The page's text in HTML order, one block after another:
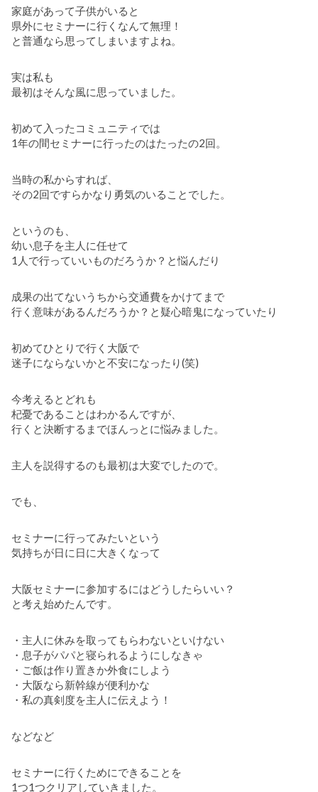
家庭があって子供がいると
県外にセミナーに行くなんて無理！
と普通なら思ってしまいますよね。
実は私も
最初はそんな風に思っていました。
初めて入ったコミュニティでは
1年の間セミナーに行ったのはたったの2回。
当時の私からすれば、
その2回ですらかなり勇気のいることでした。
というのも、
幼い息子を主人に任せて
1人で行っていいものだろうか？と悩んだり
成果の出てないうちから交通費をかけてまで
行く意味があるんだろうか？と疑心暗鬼になっていたり
初めてひとりで行く大阪で
迷子にならないかと不安になったり(笑)
今考えるとどれも
杞憂であることはわかるんですが、
行くと決断するまでほんっとに悩みました。
主人を説得するのも最初は大変でしたので。
でも、
セミナーに行ってみたいという
気持ちが日に日に大きくなって
大阪セミナーに参加するにはどうしたらいい？
と考え始めたんです。
・主人に休みを取ってもらわないといけない
・息子がパパと寝られるようにしなきゃ
・ご飯は作り置きか外食にしよう
・大阪なら新幹線が便利かな
・私の真剣度を主人に伝えよう！
などなど
セミナーに行くためにできることを
1つ1つクリアしていきました。